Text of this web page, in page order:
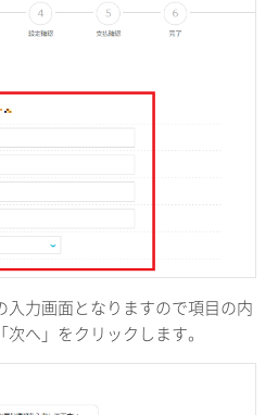
入力画面となりますので項目の内
へ」をクリックします。